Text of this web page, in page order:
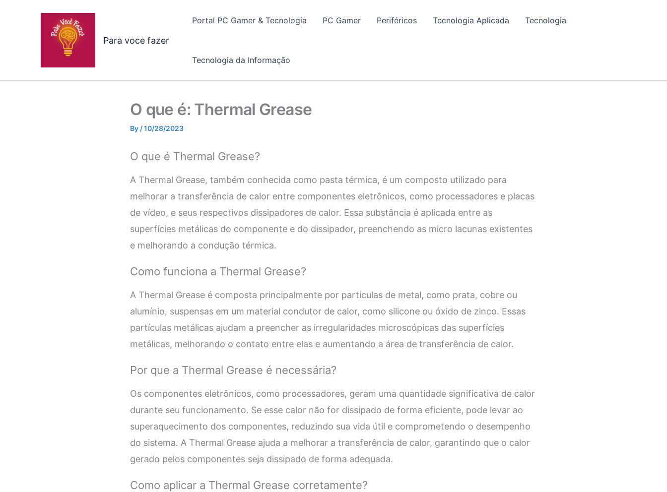
Para voce fazer
Portal PC Gamer & Tecnologia PC Gamer Periféricos Tecnologia Aplicada Tecnologia
Tecnologia da Informação
O que é: Thermal Grease
By /10/28/2023
O que é Thermal Grease?
A Thermal Grease, também conhecida como pasta térmica, é um composto utilizado para
melhorar a transferência de calor entre componentes eletrônicos, como processadores e placas
de vídeo, e seus respectivos dissipadores de calor. Essa substância é aplicada entre as
superfícies metálicas do componente e do dissipador, preenchendo as micro lacunas existentes
e melhorando a condução térmica.
Como funciona a Thermal Grease?
A Thermal Grease é composta principalmente por partículas de metal, como prata, cobre ou
alumínio, suspensas em um material condutor de calor, como silicone ou óxido de zinco. Essas
partículas metálicas ajudam a preencher as irregularidades microscópicas das superfícies
metálicas, melhorando o contato entre elas e aumentando a área de transferência de calor.
Por que a Thermal Grease é necessária?
Os componentes eletrônicos, como processadores, geram uma quantidade significativa de calor
durante seu funcionamento. Se esse calor não for dissipado de forma eficiente, pode levar ao
superaquecimento dos componentes, reduzindo sua vida útil e comprometendo o desempenho
do sistema. A Thermal Grease ajuda a melhorar a transferência de calor, garantindo que o calor
gerado pelos componentes seja dissipado de forma adequada.
Como aplicar a Thermal Grease corretamente?